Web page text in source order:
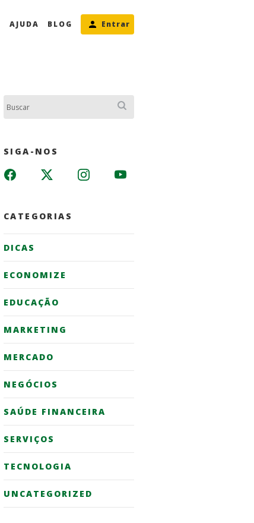
AJUDA BLOG Entrar
SIGA-NOS
CATEGORIAS
DICAS
ECONOMIZE
EDUCAÇÃO
MARKETING
MERCADO
NEGÓCIOS
SAÚDE FINANCEIRA
SERVIÇOS
TECNOLOGIA
UNCATEGORIZED